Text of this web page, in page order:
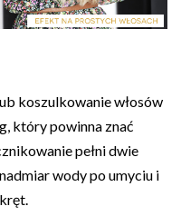
koszulkowanie włosów
który powinna znać
pełni dwie
wody po umyciu i